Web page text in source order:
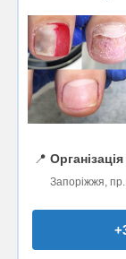
📍 Організація
Запоріжжя,